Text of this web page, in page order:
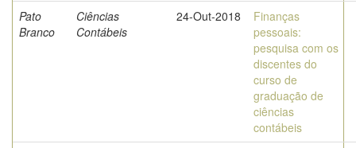
Pato
Branco
Ciências
Contábeis
24-Out-2018
Finanças
pessoais:
pesquisa com os
discentes do
curso de
graduação de
ciências
contábeis